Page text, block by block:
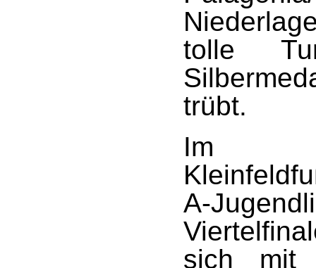
tolle
trübt.
Im
A-
sich mit